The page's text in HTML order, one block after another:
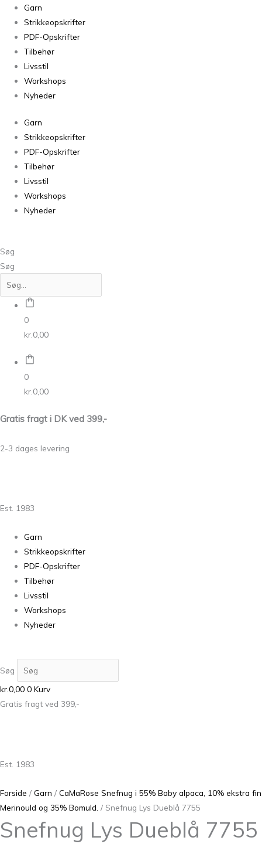
Garn
Strikkeopskrifter
PDF-Opskrifter
Tilbehør
Livsstil
Workshops
Nyheder
Garn
Strikkeopskrifter
PDF-Opskrifter
Tilbehør
Livsstil
Workshops
Nyheder
Søg
Søg
0
kr. 0,00
0
kr. 0,00
Gratis fragt i DK ved 399,-
2-3 dages levering
Est. 1983
Garn
Strikkeopskrifter
PDF-Opskrifter
Tilbehør
Livsstil
Workshops
Nyheder
Søg
kr.0,00 0 Kurv
Gratis fragt ved 399,-
Est. 1983
Forside / Garn / CaMaRose Snefnug i 55% Baby alpaca, 10% ekstra fin
Merinould og 35% Bomuld. / Snefnug Lys Dueblå 7755
Snefnug Lys Dueblå 7755
Snefnug
Dueblå
7755
antal